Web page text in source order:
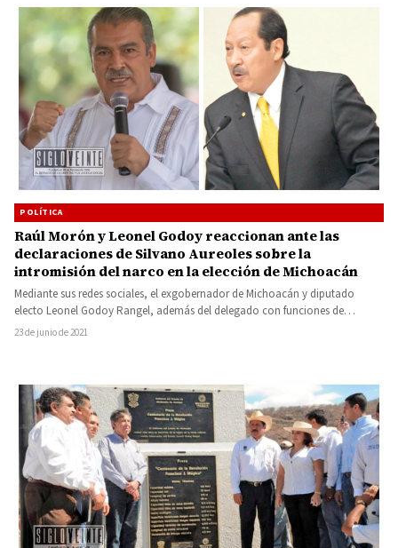
POLÍTICA
Raúl Morón y Leonel Godoy reaccionan ante las
declaraciones de Silvano Aureoles sobre la
intromisión del narco en la elección de Michoacán
Mediante sus redes sociales, el exgobernador de Michoacán y diputado
electo Leonel Godoy Rangel, además del delegado con funciones de…
23 de junio de 2021